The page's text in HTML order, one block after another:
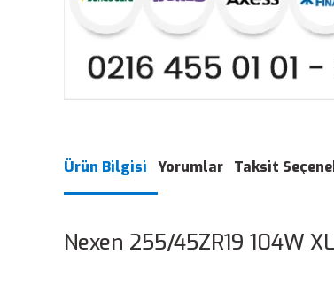
Ürün Bilgisi Yorumlar Taksit
Nexen 255/45ZR19 104W